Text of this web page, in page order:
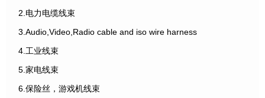
2.电力电缆线束
3.Audio,Video,Radio cable and iso wire harness
4.工业线束
5.家电线束
6.保险丝，游戏机线束